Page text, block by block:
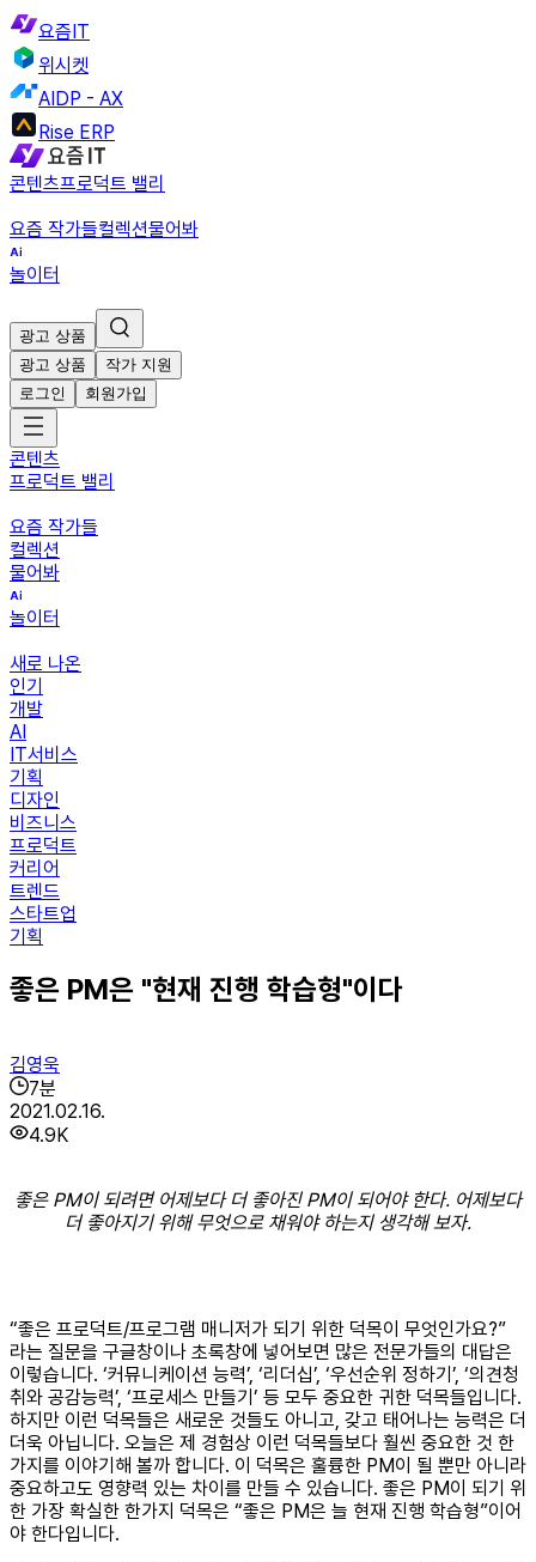
요즘IT
위시켓
AIDP - AX
Rise ERP
콘텐츠프로덕트 밸리
요즘 작가들컬렉션물어봐
놀이터
광고 상품
광고 상품
작가 지원
로그인
회원가입
콘텐츠
프로덕트 밸리
요즘 작가들
컬렉션
물어봐
놀이터
새로 나온
인기
개발
AI
IT서비스
기획
디자인
비즈니스
프로덕트
커리어
트렌드
스타트업
기획
좋은 PM은 "현재 진행 학습형"이다
김영욱
7분
2021.02.16.
4.9K
좋은 PM이 되려면 어제보다 더 좋아진 PM이 되어야 한다. 어제보다
더 좋아지기 위해 무엇으로 채워야 하는지 생각해 보자.
“좋은 프로덕트/프로그램 매니저가 되기 위한 덕목이 무엇인가요?”
라는 질문을 구글창이나 초록창에 넣어보면 많은 전문가들의 대답은
이렇습니다. ‘커뮤니케이션 능력’, ‘리더십’, ‘우선순위 정하기’, ‘의견청
취와 공감능력’, ‘프로세스 만들기’ 등 모두 중요한 귀한 덕목들입니다.
하지만 이런 덕목들은 새로운 것들도 아니고, 갖고 태어나는 능력은 더
더욱 아닙니다. 오늘은 제 경험상 이런 덕목들보다 훨씬 중요한 것 한
가지를 이야기해 볼까 합니다. 이 덕목은 훌륭한 PM이 될 뿐만 아니라
중요하고도 영향력 있는 차이를 만들 수 있습니다. 좋은 PM이 되기 위
한 가장 확실한 한가지 덕목은 “좋은 PM은 늘 현재 진행 학습형”이어
야 한다입니다.